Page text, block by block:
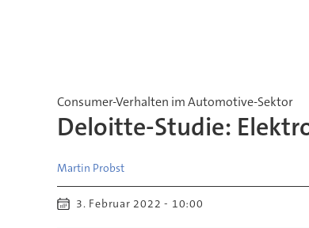
Consumer-Verhalten im Automotive-Sektor
Deloitte-Studie:
Martin Probst
3. Februar 2022 - 10:00